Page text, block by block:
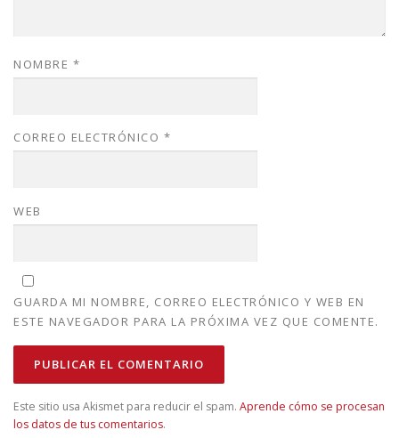
NOMBRE *
CORREO ELECTRÓNICO *
WEB
GUARDA MI NOMBRE, CORREO ELECTRÓNICO Y WEB EN
ESTE NAVEGADOR PARA LA PRÓXIMA VEZ QUE COMENTE.
Este sitio usa Akismet para reducir el spam. Aprende cómo se procesan
los datos de tus comentarios.